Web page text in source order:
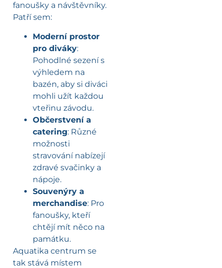
fanoušky a návštěvníky.
Patří sem:
Moderní prostor
pro diváky:
Pohodlné sezení s
výhledem na
bazén, aby si diváci
mohli užít každou
vteřinu závodu.
Občerstvení a
catering: Různé
možnosti
stravování nabízejí
zdravé svačinky a
nápoje.
Souvenýry a
merchandise: Pro
fanoušky, kteří
chtějí mít něco na
památku.
Aquatika centrum se
tak stává místem